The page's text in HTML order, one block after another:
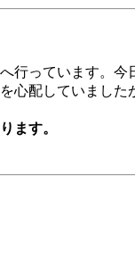
行っています。今
心配していました
ます。